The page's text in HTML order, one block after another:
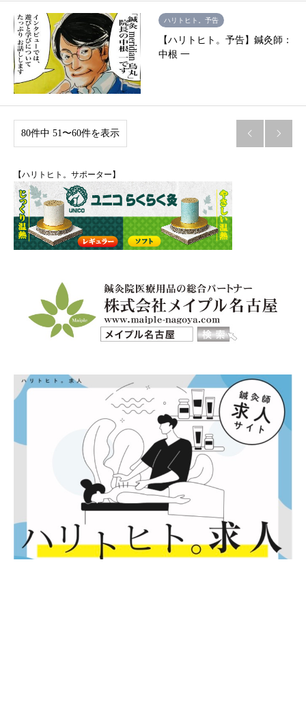
ハリトヒト。予告
【ハリトヒト。予告】鍼灸師：
中根 一
80件中 51〜60件を表示  
【ハリトヒト。サポーター】